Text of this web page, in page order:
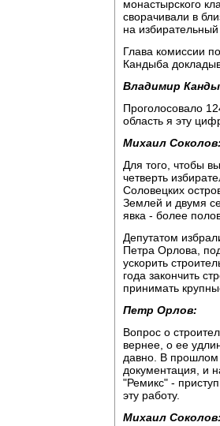
монастырского
сворачивали в
на избирательный
Глава комиссии
Кандыба
Владимир
Проголосовало
область я эту
Михаил
Для того, чтобы
четверть
Соловецких
Землей и двумя
явка - более
Депутатом
Петра Орлова,
ускорить
года закончить
принимать
Петр Орлов:
Вопрос о
вернее, о ее
давно. В прошлом
документация, и
"Ремикс" -
эту работу.
Михаил